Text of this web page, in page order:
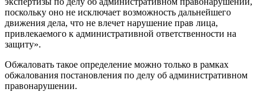
поскольку оно не исключает возможность дальнейшего
движения дела, что не влечет нарушение прав лица,
привлекаемого к административной ответственности на
защиту».
Обжаловать такое определение можно только в рамках
обжалования постановления по делу об административном
правонарушении.